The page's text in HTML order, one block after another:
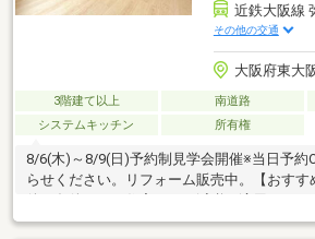
近鉄大阪線
その他の交通
大阪府東大
3階建て以上 南道路
システムキッチン
所有権
8/6(木)～8/9(日)予約制見学会開催※当日予約
らせください。リフォーム販売中。【おすす
上主要な部分の欠陥や・腐食、給排水管の故